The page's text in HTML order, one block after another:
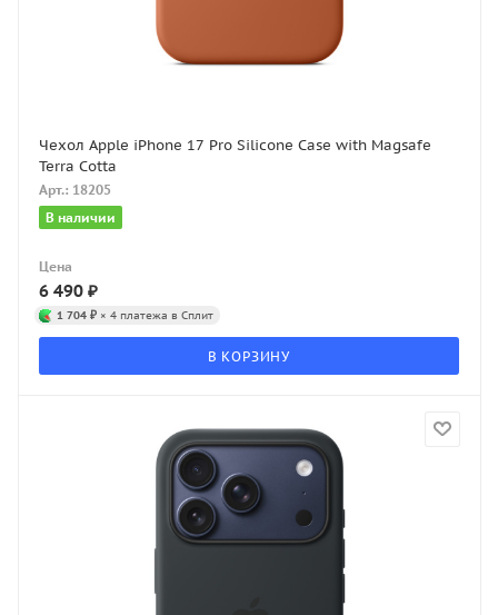
Чехол Apple iPhone 17 Pro Silicone Case with Magsafe
Terra Cotta
Арт.: 18205
В наличии
Цена
6 490 ₽
1 704 ₽ × 4 платежа в Сплит
В КОРЗИНУ